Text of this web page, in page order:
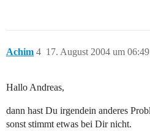
Achim 17. August 2004 um 06:49
4
Hallo Andreas,
dann hast Du irgendein anderes
sonst stimmt etwas bei Dir nicht.